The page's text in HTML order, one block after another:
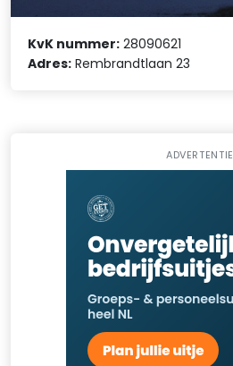
KvK nummer: 28090621
Adres: Rembrandtlaan 23
ADVERTENTIE